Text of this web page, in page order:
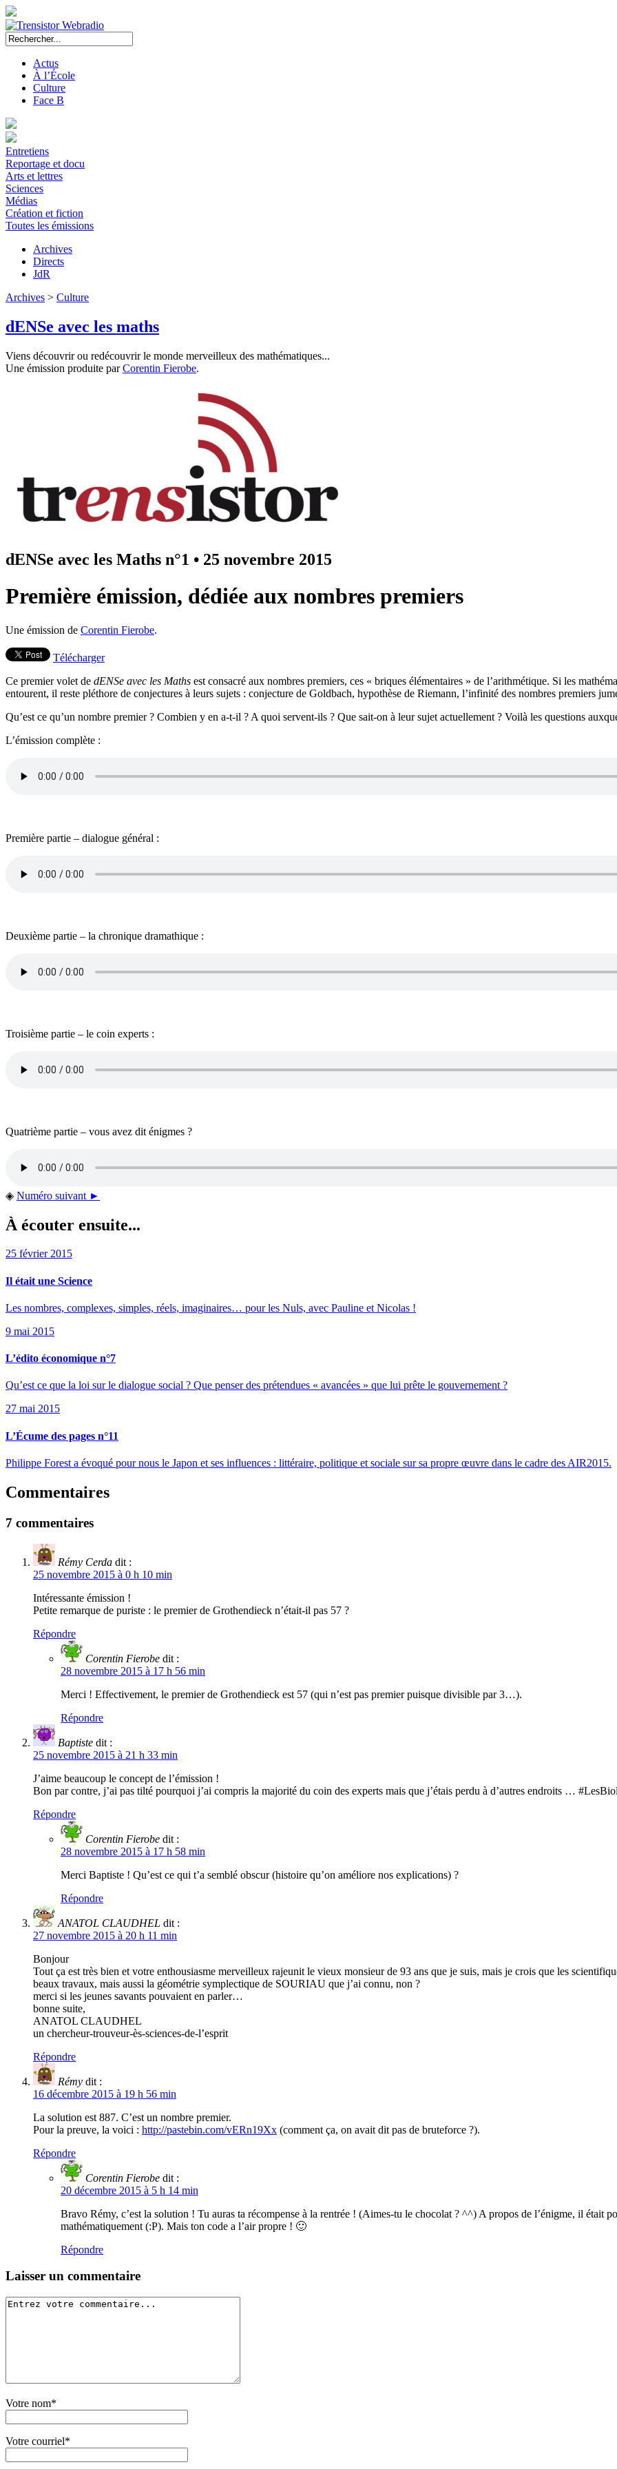
Actus
À l’École
Culture
Face B
Entretiens
Reportage et docu
Arts et lettres
Sciences
Médias
Création et fiction
Toutes les émissions
Archives
Directs
JdR
Archives > Culture
dENSe avec les maths
Viens découvrir ou redécouvrir le monde merveilleux des mathématiques...
Une émission produite parCorentin Fierobe.
dENSe avec les Maths n°1 • 25 novembre 2015
Première émission, dédiée aux nombres premiers
Une émission de Corentin Fierobe.
Télécharger
Ce premier volet de dENSe avec les Maths est consacré aux nombres premiers, ces « briques élémentaires » de l’arithmétique. Si les
entourent, il reste pléthore de conjectures à leurs sujets : conjecture de Goldbach, hypothèse de Riemann, l’infinité des nombres premiers
Qu’est ce qu’un nombre premier ? Combien y en a-t-il ? A quoi servent-ils ? Que sait-on à leur sujet actuellement ? Voilà les questions
L’émission complète :
Première partie – dialogue général :
Deuxième partie – la chronique dramathique :
Troisième partie – le coin experts :
Quatrième partie – vous avez dit énigmes ?
◈ Numéro suivant ►
À écouter ensuite...
25 février 2015
Il était une Science
Les nombres, complexes, simples, réels, imaginaires… pour les Nuls, avec Pauline et Nicolas !
9 mai 2015
L’édito économique n°7
Qu’est ce que la loi sur le dialogue social ? Que penser des prétendues « avancées » que lui prête le gouvernement ?
27 mai 2015
L’Écume des pages n°11
Philippe Forest a évoqué pour nous le Japon et ses influences : littéraire, politique et sociale sur sa propre œuvre dans le cadre des AIR2015.
Commentaires
7 commentaires
Rémy Cerda dit :
25 novembre 2015 à 0 h 10 min
Intéressante émission !
Petite remarque de puriste : le premier de Grothendieck n’était-il pas 57 ?
Répondre
Corentin Fierobe dit :
28 novembre 2015 à 17 h 56 min
Merci ! Effectivement, le premier de Grothendieck est 57 (qui n’est pas premier puisque divisible par 3…).
Répondre
Baptiste dit :
25 novembre 2015 à 21 h 33 min
J’aime beaucoup le concept de l’émission !
Bon par contre, j’ai pas tilté pourquoi j’ai compris la majorité du coin des experts mais que j’étais perdu à d’autres endroits …
Répondre
Corentin Fierobe dit :
28 novembre 2015 à 17 h 58 min
Merci Baptiste ! Qu’est ce qui t’a semblé obscur (histoire qu’on améliore nos explications) ?
Répondre
ANATOL CLAUDHEL dit :
27 novembre 2015 à 20 h 11 min
Bonjour
Tout ça est très bien et votre enthousiasme merveilleux rajeunit le vieux monsieur de 93 ans que je suis, mais je crois que les
beaux travaux, mais aussi la géométrie symplectique de SOURIAU que j’ai connu, non ?
merci si les jeunes savants pouvaient en parler…
bonne suite,
ANATOL CLAUDHEL
un chercheur-trouveur-ès-sciences-de-l’esprit
Répondre
Rémy dit :
16 décembre 2015 à 19 h 56 min
La solution est 887. C’est un nombre premier.
Pour la preuve, la voici : http://pastebin.com/vERn19Xx (comment ça, on avait dit pas de bruteforce ?).
Répondre
Corentin Fierobe dit :
20 décembre 2015 à 5 h 14 min
Bravo Rémy, c’est la solution ! Tu auras ta récompense à la rentrée ! (Aimes-tu le chocolat ? ^^) A propos de l’énigme, il était
mathématiquement (:P). Mais ton code a l’air propre ! 🙂
Répondre
Laisser un commentaire
Votre nom*
Votre courriel*